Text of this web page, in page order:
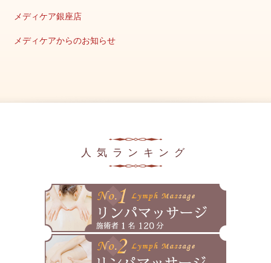
2025年3月
2025年2月
2025年1月
メディケア銀座店
メディケアからのお知らせ
人気ランキング